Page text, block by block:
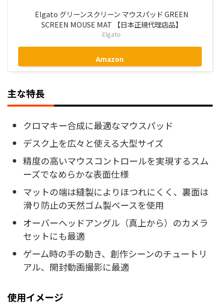
Elgato グリーンスクリーン マウスパッド GREEN
SCREEN MOUSE MAT 【日本正規代理店品】
Elgato
Amazon
主な特長
クロマキー合成に最適なマウスパッド
デスク上を広々と使える大型サイズ
精度の高いマウスコントロールを実現するスム
ーズでなめらかな表面仕様
マットの端は縫製によりほつれにくく、裏面は
滑り防止の天然ゴム製ベースを使用
オーバーヘッドアングル（真上から）のカメラ
セットにも最適
ゲーム時の手の動き、創作シーンのチュートリ
アル、開封動画撮影に最適
使用イメージ